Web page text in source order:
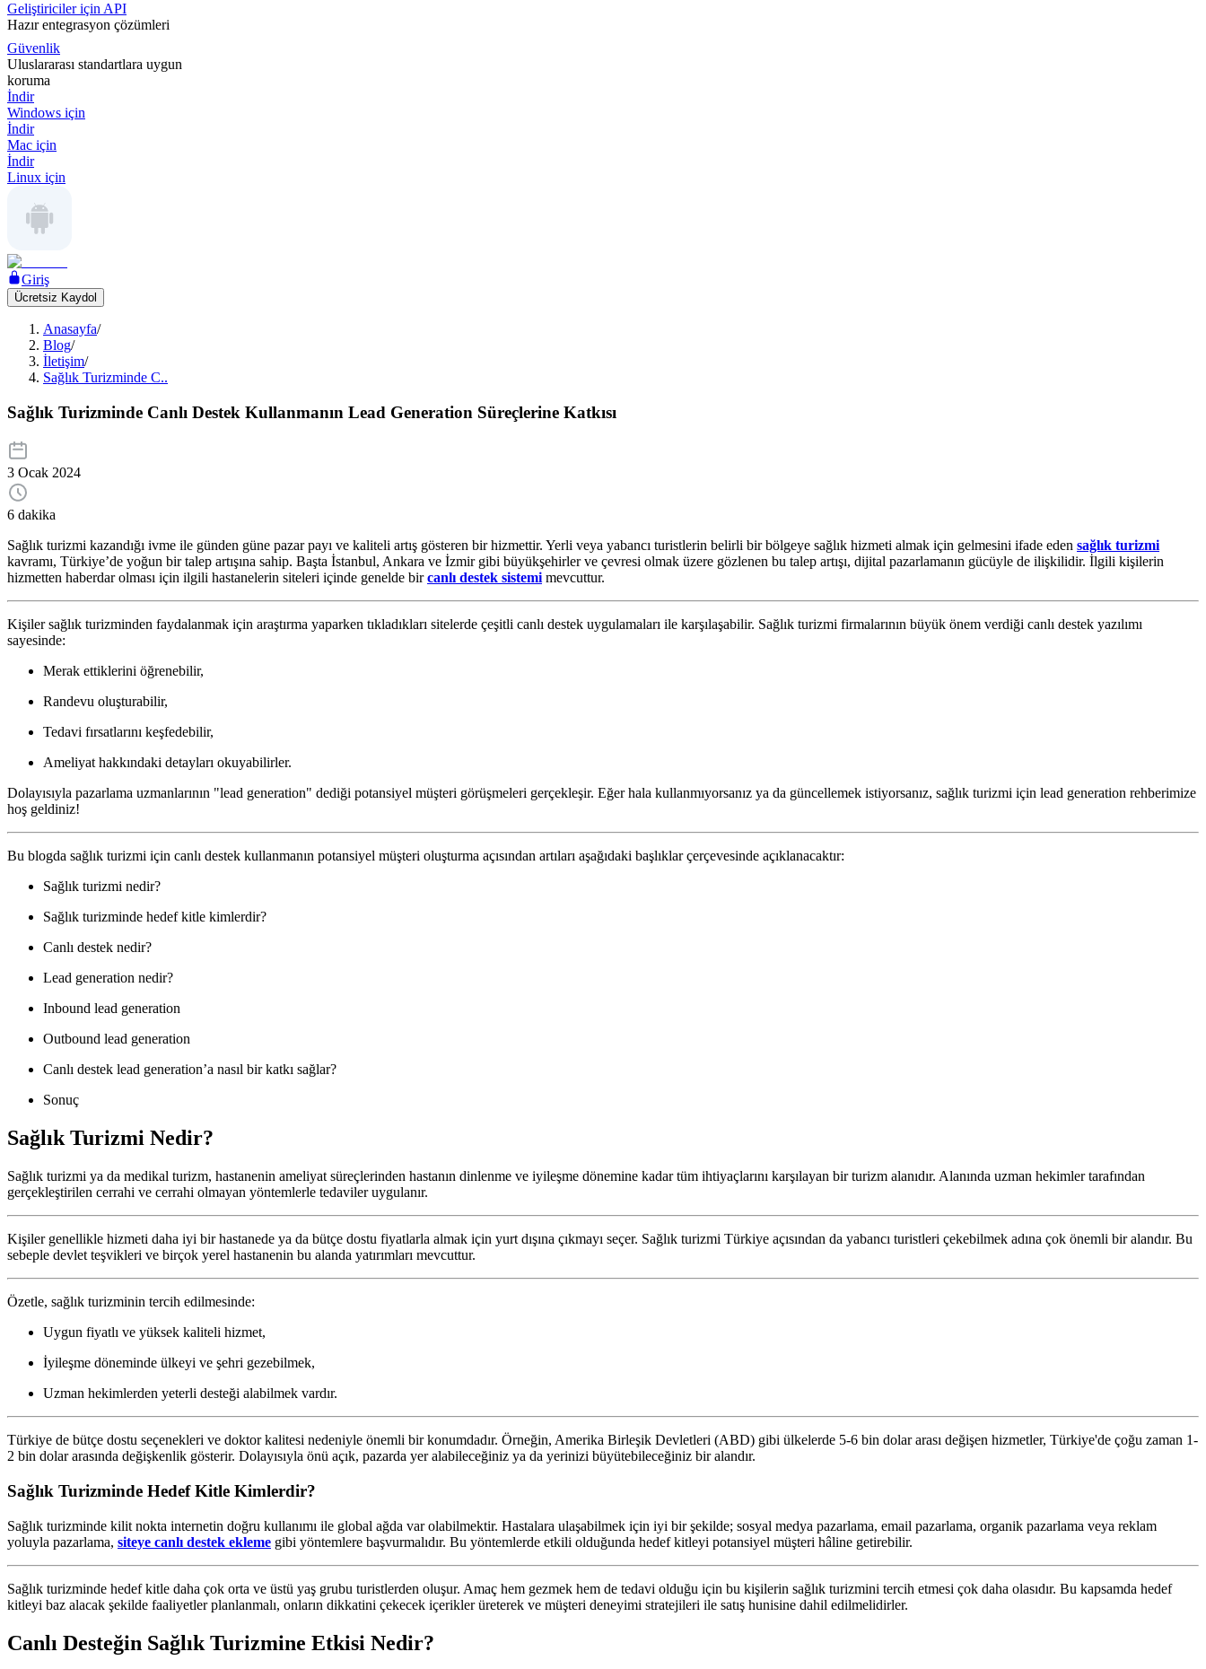
Geliştiriciler için API
Hazır entegrasyon çözümleri
Güvenlik
Uluslararası standartlara uygun
koruma
İndir
Windows için
İndir
Mac için
İndir
Linux için
Giriş
Ücretsiz Kaydol
Anasayfa/
Blog/
İletişim/
Sağlık Turizminde C..
Sağlık Turizminde Canlı Destek Kullanmanın Lead Generation Süreçlerine Katkısı
3 Ocak 2024
6 dakika
Sağlık turizmi kazandığı ivme ile günden güne pazar payı ve kaliteli artış gösteren bir hizmettir. Yerli veya yabancı turistlerin belirli bir bölgeye sağlık hizmeti almak için gelmesini ifade eden sağlık turizmi
kavramı, Türkiye’de yoğun bir talep artışına sahip. Başta İstanbul, Ankara ve İzmir gibi büyükşehirler ve çevresi olmak üzere gözlenen bu talep artışı, dijital pazarlamanın gücüyle de ilişkilidir. İlgili kişilerin
hizmetten haberdar olması için ilgili hastanelerin siteleri içinde genelde bircanlı destek sistemimevcuttur.
Kişiler sağlık turizminden faydalanmak için araştırma yaparken tıkladıkları sitelerde çeşitli canlı destek uygulamaları ile karşılaşabilir. Sağlık turizmi firmalarının büyük önem verdiği canlı destek yazılımı
sayesinde:
Merak ettiklerini öğrenebilir,
Randevu oluşturabilir,
Tedavi fırsatlarını keşfedebilir,
Ameliyat hakkındaki detayları okuyabilirler.
Dolayısıyla pazarlama uzmanlarının "lead generation" dediği potansiyel müşteri görüşmeleri gerçekleşir. Eğer hala kullanmıyorsanız ya da güncellemek istiyorsanız, sağlık turizmi için lead generation rehberimize
hoş geldiniz!
Bu blogda sağlık turizmi için canlı destek kullanmanın potansiyel müşteri oluşturma açısından artıları aşağıdaki başlıklar çerçevesinde açıklanacaktır:
Sağlık turizmi nedir?
Sağlık turizminde hedef kitle kimlerdir?
Canlı destek nedir?
Lead generation nedir?
Inbound lead generation
Outbound lead generation
Canlı destek lead generation’a nasıl bir katkı sağlar?
Sonuç
Sağlık Turizmi Nedir?
Sağlık turizmi ya da medikal turizm, hastanenin ameliyat süreçlerinden hastanın dinlenme ve iyileşme dönemine kadar tüm ihtiyaçlarını karşılayan bir turizm alanıdır. Alanında uzman hekimler tarafından
gerçekleştirilen cerrahi ve cerrahi olmayan yöntemlerle tedaviler uygulanır.
Kişiler genellikle hizmeti daha iyi bir hastanede ya da bütçe dostu fiyatlarla almak için yurt dışına çıkmayı seçer. Sağlık turizmi Türkiye açısından da yabancı turistleri çekebilmek adına çok önemli bir alandır. Bu
sebeple devlet teşvikleri ve birçok yerel hastanenin bu alanda yatırımları mevcuttur.
Özetle, sağlık turizminin tercih edilmesinde:
Uygun fiyatlı ve yüksek kaliteli hizmet,
İyileşme döneminde ülkeyi ve şehri gezebilmek,
Uzman hekimlerden yeterli desteği alabilmek vardır.
Türkiye de bütçe dostu seçenekleri ve doktor kalitesi nedeniyle önemli bir konumdadır. Örneğin, Amerika Birleşik Devletleri (ABD) gibi ülkelerde 5-6 bin dolar arası değişen hizmetler, Türkiye'de çoğu zaman 1-
2 bin dolar arasında değişkenlik gösterir. Dolayısıyla önü açık, pazarda yer alabileceğiniz ya da yerinizi büyütebileceğiniz bir alandır.
Sağlık Turizminde Hedef Kitle Kimlerdir?
Sağlık turizminde kilit nokta internetin doğru kullanımı ile global ağda var olabilmektir. Hastalara ulaşabilmek için iyi bir şekilde; sosyal medya pazarlama, email pazarlama, organik pazarlama veya reklam
yoluyla pazarlama, siteye canlı destek ekleme gibi yöntemlere başvurmalıdır. Bu yöntemlerde etkili olduğunda hedef kitleyi potansiyel müşteri hâline getirebilir.
Sağlık turizminde hedef kitle daha çok orta ve üstü yaş grubu turistlerden oluşur. Amaç hem gezmek hem de tedavi olduğu için bu kişilerin sağlık turizmini tercih etmesi çok daha olasıdır. Bu kapsamda hedef
kitleyi baz alacak şekilde faaliyetler planlanmalı, onların dikkatini çekecek içerikler üreterek ve müşteri deneyimi stratejileri ile satış hunisine dahil edilmelidirler.
Canlı Desteğin Sağlık Turizmine Etkisi Nedir?